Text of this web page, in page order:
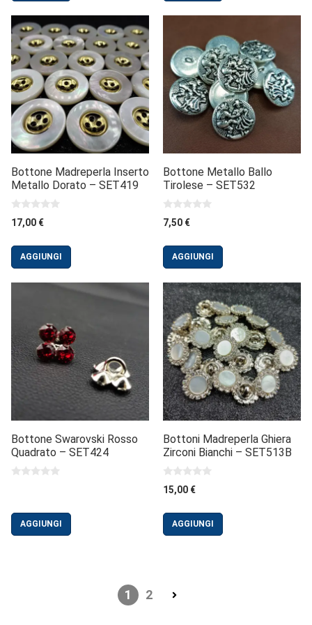
Bottone Madreperla Inserto
Metallo Dorato – SET419
0
s
5
17,00 €
AGGIUNGI
Bottone Metallo Ballo
Tirolese – SET532
0
s
5
7,50 €
AGGIUNGI
Bottone Swarovski Rosso
Quadrato – SET424
5
AGGIUNGI
Bottoni Madreperla Ghiera
Zirconi Bianchi – SET513B
0
s
5
15,00 €
AGGIUNGI
1 2